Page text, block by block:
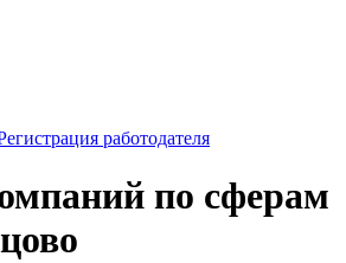
работодателя
по сферам